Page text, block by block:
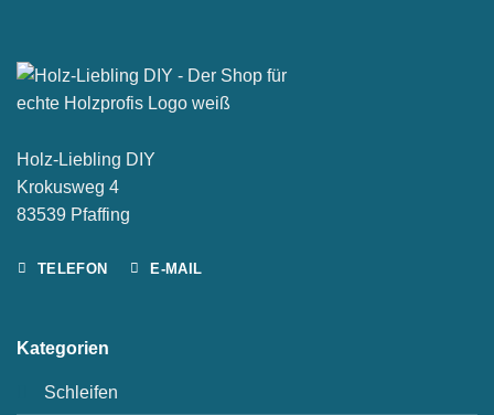
Holz-Liebling DIY
Krokusweg 4
83539 Pfaffing
TELEFON E-MAIL
Kategorien
Schleifen